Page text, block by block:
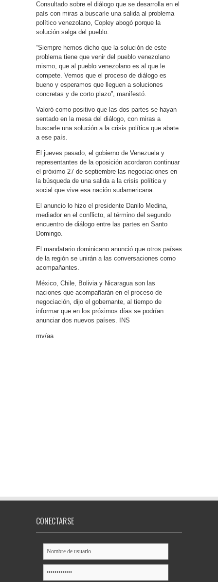
Consultado sobre el diálogo que se desarrolla en el
país con miras a buscarle una salida al problema
político venezolano, Copley abogó porque la
solución salga del pueblo.
“Siempre hemos dicho que la solución de este
problema tiene que venir del pueblo venezolano
mismo, que al pueblo venezolano es al que le
compete. Vemos que el proceso de diálogo es
bueno y esperamos que lleguen a soluciones
concretas y de corto plazo”, manifestó.
Valoró como positivo que las dos partes se hayan
sentado en la mesa del diálogo, con miras a
buscarle una solución a la crisis política que abate
a ese país.
El jueves pasado, el gobierno de Venezuela y
representantes de la oposición acordaron continuar
el próximo 27 de septiembre las negociaciones en
la búsqueda de una salida a la crisis política y
social que vive esa nación sudamericana.
El anuncio lo hizo el presidente Danilo Medina,
mediador en el conflicto, al término del segundo
encuentro de diálogo entre las partes en Santo
Domingo.
El mandatario dominicano anunció que otros países
de la región se unirán a las conversaciones como
acompañantes.
México, Chile, Bolivia y Nicaragua son las
naciones que acompañarán en el proceso de
negociación, dijo el gobernante, al tiempo de
informar que en los próximos días se podrían
anunciar dos nuevos países. INS
mv/aa
CONECTARSE